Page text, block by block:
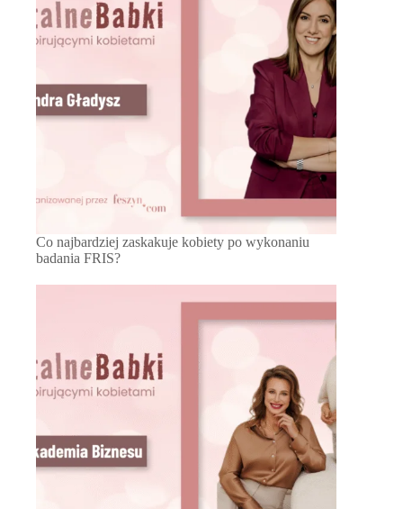
Co najbardziej zaskakuje kobiety po wykonaniu
badania FRIS?